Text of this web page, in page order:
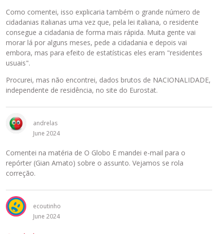
o
d
e
s
e
x
c
u
s
Como comentei, isso explicaria também o grande número de
cidadanias italianas uma vez que, pela lei italiana, o residente
consegue a cidadania de forma mais rápida. Muita gente vai
morar lá por alguns meses, pede a cidadania e depois vai
embora, mas para efeito de estatísticas eles eram "residentes
usuais".
Procurei, mas não encontrei, dados brutos de NACIONALIDADE,
independente de residência, no site do Eurostat.
andrelas
June 2024
Comentei na matéria de O Globo E mandei e-mail para o
repórter (Gian Amato) sobre o assunto. Vejamos se rola
correção.
ecoutinho
June 2024